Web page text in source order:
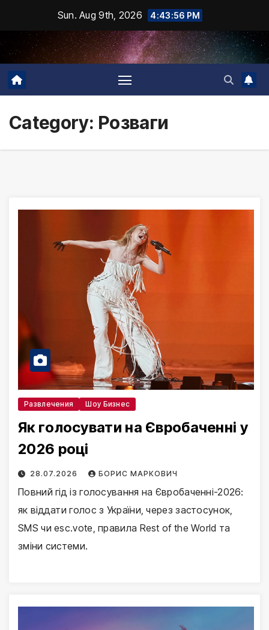
content
Sun. Aug 9th, 2026 4:43:57 PM
Category: Розваги
Развлечения Шоу Бизнес
Як голосувати на Євробаченні у
2026 році
28.07.2026 БОРИС МАРКОВИЧ
Повний гід із голосування на Євробаченні-2026:
як віддати голос з України, через застосунок,
SMS чи esc.vote, правила Rest of the World та
зміни системи.